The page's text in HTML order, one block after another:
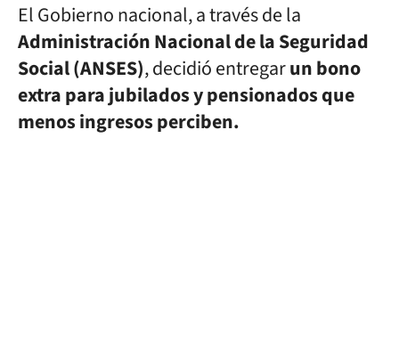
El Gobierno nacional, a través de la
Administración Nacional de la Seguridad
Social (ANSES), decidió entregarun bono
extra para jubilados y pensionados que
menos ingresos perciben.